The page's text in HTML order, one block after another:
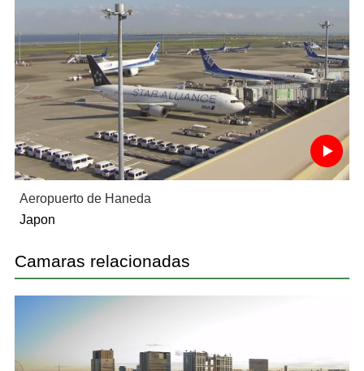
Aeropuerto de Haneda
Japon
Camaras relacionadas